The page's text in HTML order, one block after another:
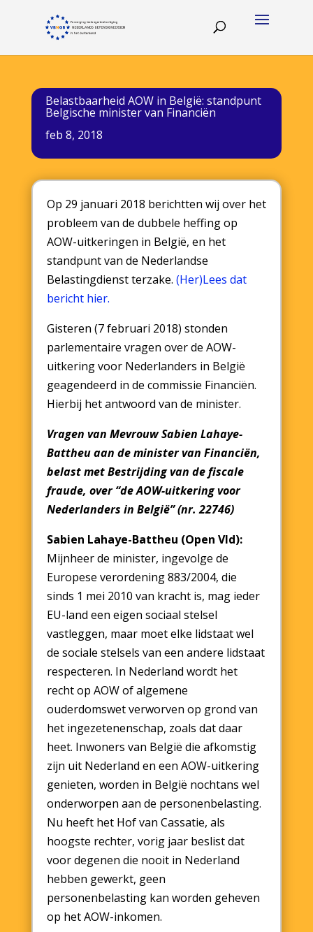
Belastbaarheid AOW in België: standpunt
Belgische minister van Financiën
feb 8, 2018
Op 29 januari 2018 berichtten wij over het
probleem van de dubbele heffing op
AOW-uitkeringen in België, en het
standpunt van de Nederlandse
Belastingdienst terzake. (Her)Lees dat
bericht hier.
Gisteren (7 februari 2018) stonden
parlementaire vragen over de AOW-
uitkering voor Nederlanders in België
geagendeerd in de commissie Financiën.
Hierbij het antwoord van de minister.
Vragen van Mevrouw Sabien Lahaye-
Battheu aan de minister van Financiën,
belast met Bestrijding van de fiscale
fraude, over “de AOW-uitkering voor
Nederlanders in België” (nr. 22746)
Sabien Lahaye-Battheu (Open Vld):
Mijnheer de minister, ingevolge de
Europese verordening 883/2004, die
sinds 1 mei 2010 van kracht is, mag ieder
EU-land een eigen sociaal stelsel
vastleggen, maar moet elke lidstaat wel
de sociale stelsels van een andere lidstaat
respecteren. In Nederland wordt het
recht op AOW of algemene
ouderdomswet verworven op grond van
het ingezetenenschap, zoals dat daar
heet. Inwoners van België die afkomstig
zijn uit Nederland en een AOW-uitkering
genieten, worden in België nochtans wel
onderworpen aan de personenbelasting.
Nu heeft het Hof van Cassatie, als
hoogste rechter, vorig jaar beslist dat
voor degenen die nooit in Nederland
hebben gewerkt, geen
personenbelasting kan worden geheven
op het AOW-inkomen.